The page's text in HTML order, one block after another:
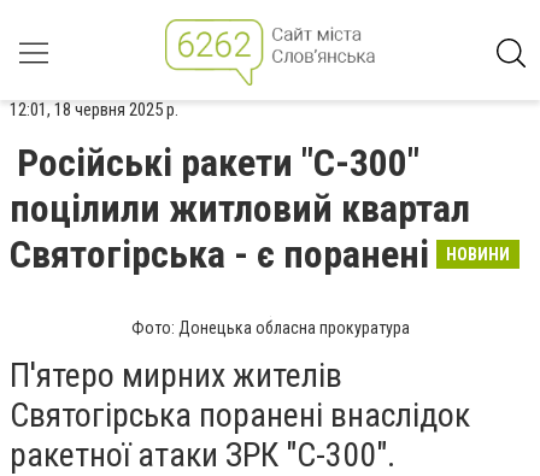
12:01, 18 червня 2025 р.
Російські ракети "С-300"
поцілили житловий квартал
Святогірська - є поранені
НОВИНИ
Фото: Донецька обласна прокуратура
П'ятеро мирних жителів
Святогірська поранені внаслідок
ракетної атаки ЗРК "С-300".